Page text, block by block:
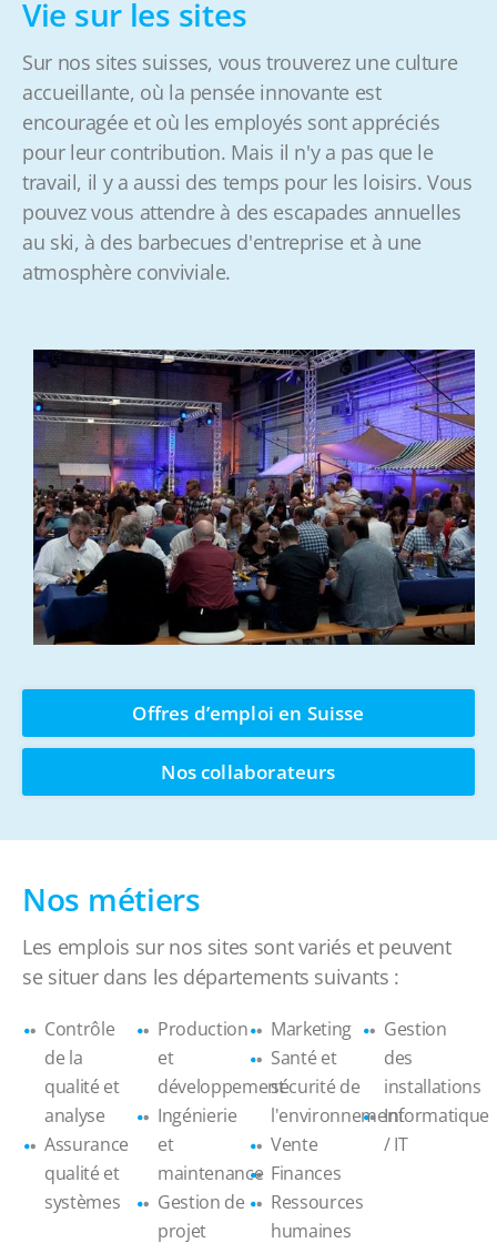
Vie sur les sites
Sur nos sites suisses, vous trouverez une culture
accueillante, où la pensée innovante est
encouragée et où les employés sont appréciés
pour leur contribution. Mais il n'y a pas que le
travail, il y a aussi des temps pour les loisirs. Vous
pouvez vous attendre à des escapades annuelles
au ski, à des barbecues d'entreprise et à une
atmosphère conviviale.
Offres d’emploi en Suisse
Nos collaborateurs
Nos métiers
Les emplois sur nos sites sont variés et peuvent
se situer dans les départements suivants :
Contrôle
de la
qualité et
analyse
Assurance
qualité et
systèmes
Production
et
développement
Ingénierie
et
maintenance
Gestion de
projet
Marketing
Santé et
sécurité de
l'environnement
Vente
Finances
Ressources
humaines
Gestion
des
installations
Informatique
/ IT